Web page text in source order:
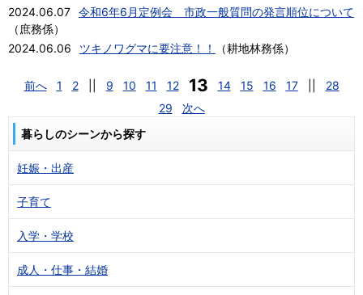
2024.06.07 令和6年6月定例会 市政一般質問の発言順位について
（ 庶務係）
2024.06.06
ツキノワグマに要注意！！ （耕地林務係）
前へ 1 2 9 10 11 12 13 14 15 16 17
28
29
次へ
暮らしのシーンから探す
妊娠・出産
子育て
入学・学校
成人・仕事・結婚